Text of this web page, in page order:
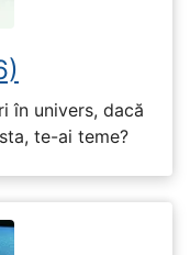
în univers, dacă
te-ai teme?